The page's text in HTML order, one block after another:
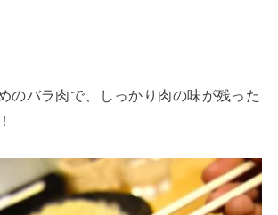
のバラ肉で、しっかり肉の味が残った